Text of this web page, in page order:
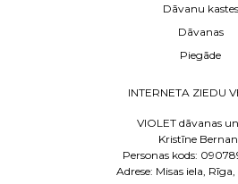
Dāvanu kastes
Dāvanas
Piegāde
INTERNETA ZIEDU
VIOLET dāvanas
Kristīne
Personas kods:
Adrese: Misas iela, Rīga,